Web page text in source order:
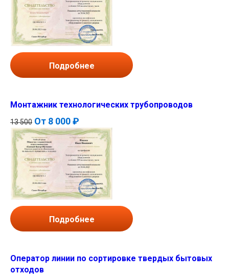
Подробнее
Монтажник технологических трубопроводов
13 500 От 8 000 ₽
Подробнее
Оператор линии по сортировке твердых бытовых
отходов